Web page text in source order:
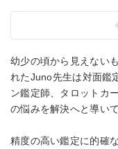
幼少の頃から見えない
れたJuno先生は対面鑑
ン鑑定師、タロットカ
の悩みを解決へと導い
精度の高い鑑定に的確